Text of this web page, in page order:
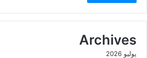
Archives
يوليو 2026